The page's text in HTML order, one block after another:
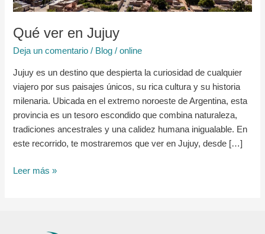
Qué ver en Jujuy
Deja un comentario / Blog /online
Jujuy es un destino que despierta la curiosidad de cualquier
viajero por sus paisajes únicos, su rica cultura y su historia
milenaria. Ubicada en el extremo noroeste de Argentina, esta
provincia es un tesoro escondido que combina naturaleza,
tradiciones ancestrales y una calidez humana inigualable. En
este recorrido, te mostraremos que ver en Jujuy, desde […]
Leer más »